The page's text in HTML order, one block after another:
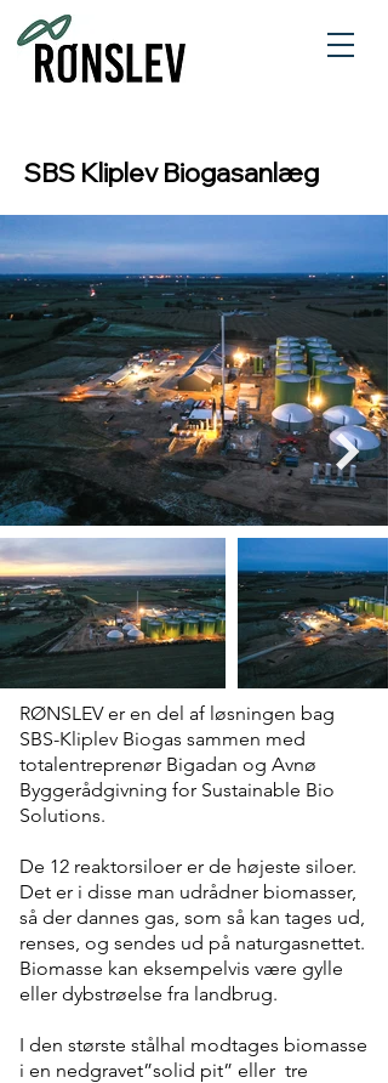
SBS Kliplev Biogasanlæg
RØNSLEV er en del af løsningen bag
SBS-Kliplev Biogas sammen med
totalentreprenør Bigadan og Avnø
Byggerådgivning for Sustainable Bio
Solutions.
De 12 reaktorsiloer er de højeste siloer.
Det er i disse man udrådner biomasser,
så der dannes gas, som så kan tages ud,
renses, og sendes ud på naturgasnettet.
Biomasse kan eksempelvis være gylle
eller dybstrøelse fra landbrug.
I den største stålhal modtages biomasse
i en nedgravet”solid pit” eller tre